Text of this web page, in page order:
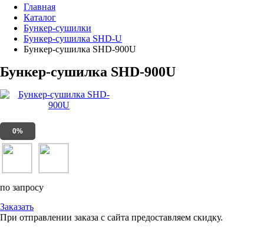
Главная
Каталог
Бункер-сушилки
Бункер-сушилка SHD-U
Бункер-сушилка SHD-900U
Бункер-сушилка SHD-900U
0%
по запросу
Заказать
При отправлении заказа с сайта предоставляем скидку.